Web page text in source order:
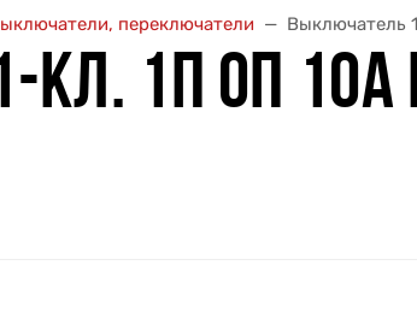
переключатели Выключатель
1П ОП 10А